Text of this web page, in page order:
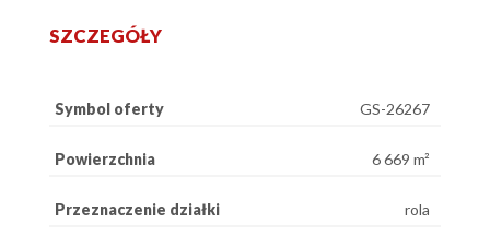
SZCZEGÓŁY
Symbol oferty GS-26267
Powierzchnia 6 669 m²
Przeznaczenie działki rola